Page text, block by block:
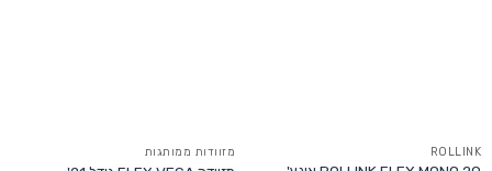
ROLLINK מזוודות ממותגות